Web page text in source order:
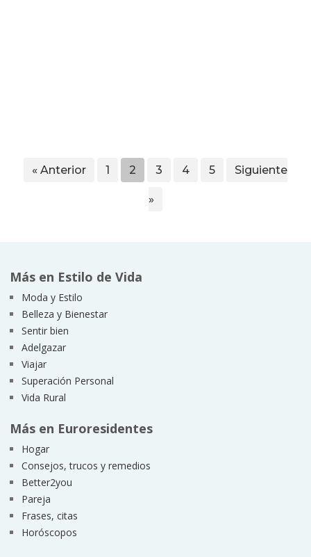
« Anterior 1 2 3 4 5 Siguiente
»
Más en Estilo de Vida
Moda y Estilo
Belleza y Bienestar
Sentir bien
Adelgazar
Viajar
Superación Personal
Vida Rural
Más en Euroresidentes
Hogar
Consejos, trucos y remedios
Better2you
Pareja
Frases, citas
Horóscopos